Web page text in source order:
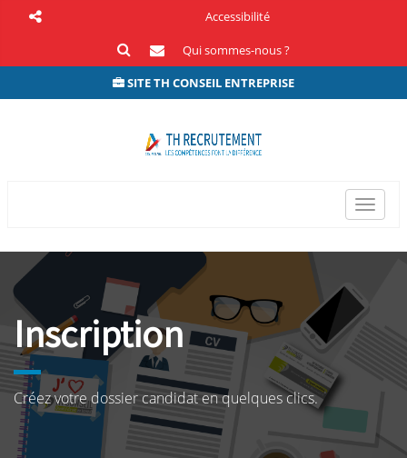
Accessibilité
Qui sommes-nous ?
SITE TH CONSEIL ENTREPRISE
Inscription
Créez votre dossier candidat en quelques clics.